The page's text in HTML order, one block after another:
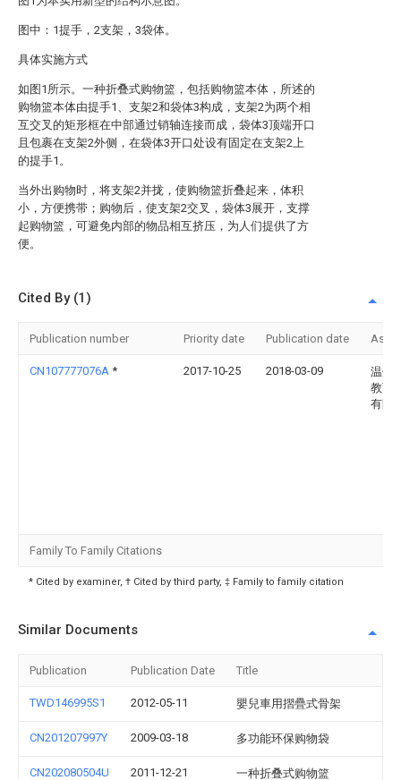
图中：1提手，2支架，3袋体。
具体实施方式
如图1所示。一种折叠式购物篮，包括购物篮本体，所述的
购物篮本体由提手1、支架2和袋体3构成，支架2为两个相
互交叉的矩形框在中部通过销轴连接而成，袋体3顶端开口
且包裹在支架2外侧，在袋体3开口处设有固定在支架2上
的提手1。
当外出购物时，将支架2并拢，使购物篮折叠起来，体积
小，方便携带；购物后，使支架2交叉，袋体3展开，支撑
起购物篮，可避免内部的物品相互挤压，为人们提供了方
便。
Cited By (1)
Publication number Priority date Publication date
CN107777076A * 2017-10-25 2018-03-09
温州
教育
有限
Family To Family Citations
* Cited by examiner, † Cited by third party, ‡ Family to family citation
Similar Documents
Publication Publication Date Title
TWD146995S1 2012-05-11 嬰兒車用摺疊式骨架
CN201207997Y 2009-03-18 多功能环保购物袋
CN202080504U 2011-12-21 一种折叠式购物篮